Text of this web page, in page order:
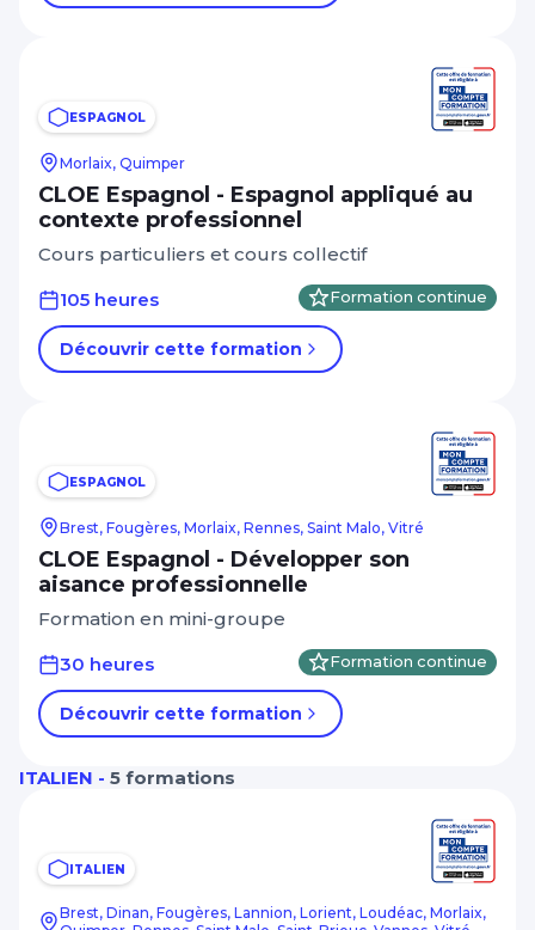
ESPAGNOL
Morlaix, Quimper
CLOE Espagnol - Espagnol appliqué au
contexte professionnel
Cours particuliers et cours collectif
105 heures
Formation continue
Découvrir cette formation
ESPAGNOL
Brest, Fougères, Morlaix, Rennes, Saint Malo, Vitré
CLOE Espagnol - Développer son
aisance professionnelle
Formation en mini-groupe
30 heures
Formation continue
Découvrir cette formation
ITALIEN - 5 formations
ITALIEN
Brest, Dinan, Fougères, Lannion, Lorient, Loudéac, Morlaix,